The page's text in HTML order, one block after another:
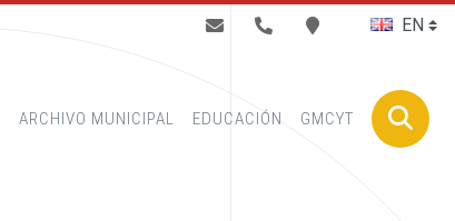
ARCHIVO MUNICIPAL EDUCACIÓN GMCYT